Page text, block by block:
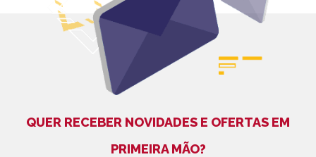
QUER RECEBER NOVIDADES E OFERTAS EM
PRIMEIRA MÃO?